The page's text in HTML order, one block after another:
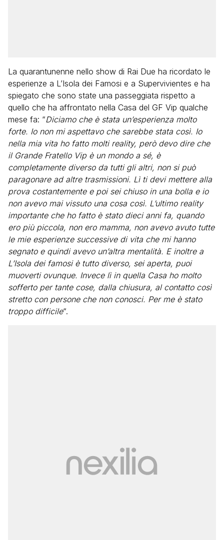
La quarantunenne nello show di Rai Due ha ricordato le
esperienze a L’Isola dei Famosi e a Supervivientes e ha
spiegato che sono state una passeggiata rispetto a
quello che ha affrontato nella Casa del GF Vip qualche
mese fa: “Diciamo che è stata un’esperienza molto
forte. Io non mi aspettavo che sarebbe stata così. Io
nella mia vita ho fatto molti reality, però devo dire che
il Grande Fratello Vip è un mondo a sé, è
completamente diverso da tutti gli altri, non si può
paragonare ad altre trasmissioni. Lì ti devi mettere alla
prova costantemente e poi sei chiuso in una bolla e io
non avevo mai vissuto una cosa così. L’ultimo reality
importante che ho fatto è stato dieci anni fa, quando
ero più piccola, non ero mamma, non avevo avuto tutte
le mie esperienze successive di vita che mi hanno
segnato e quindi avevo un’altra mentalità. E inoltre a
L’Isola dei famosi è tutto diverso, sei aperta, puoi
muoverti ovunque. Invece lì in quella Casa ho molto
sofferto per tante cose, dalla chiusura, al contatto così
stretto con persone che non conosci. Per me è stato
troppo difficile“.